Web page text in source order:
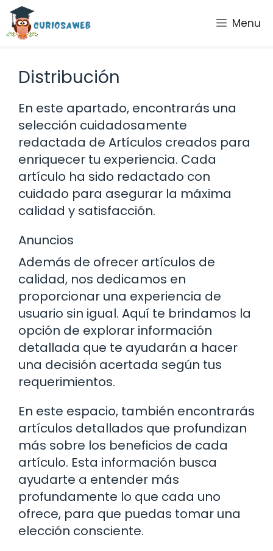
Saltar
contenido
Menu
Distribución
En este apartado, encontrarás una
selección cuidadosamente
redactada de Artículos creados para
enriquecer tu experiencia. Cada
artículo ha sido redactado con
cuidado para asegurar la máxima
calidad y satisfacción.
Anuncios
Además de ofrecer artículos de
calidad, nos dedicamos en
proporcionar una experiencia de
usuario sin igual. Aquí te brindamos la
opción de explorar información
detallada que te ayudarán a hacer
una decisión acertada según tus
requerimientos.
En este espacio, también encontrarás
artículos detallados que profundizan
más sobre los beneficios de cada
artículo. Esta información busca
ayudarte a entender más
profundamente lo que cada uno
ofrece, para que puedas tomar una
elección consciente.